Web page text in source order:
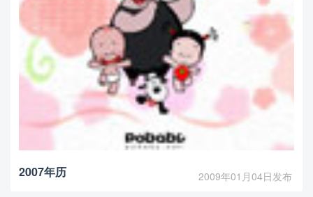
2007年历 2009年01月04日发布